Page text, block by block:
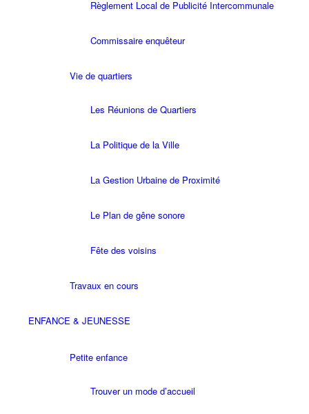
Règlement Local de Publicité Intercommunale
Commissaire enquêteur
Vie de quartiers
Les Réunions de Quartiers
La Politique de la Ville
La Gestion Urbaine de Proximité
Le Plan de gêne sonore
Fête des voisins
Travaux en cours
ENFANCE & JEUNESSE
Petite enfance
Trouver un mode d’accueil